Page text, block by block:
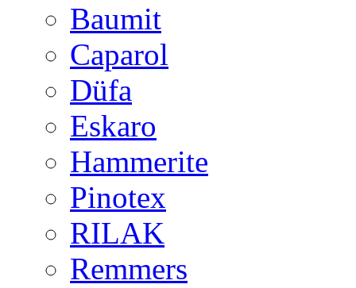
Baumit
Caparol
Düfa
Eskaro
Hammerite
Pinotex
RILAK
Remmers